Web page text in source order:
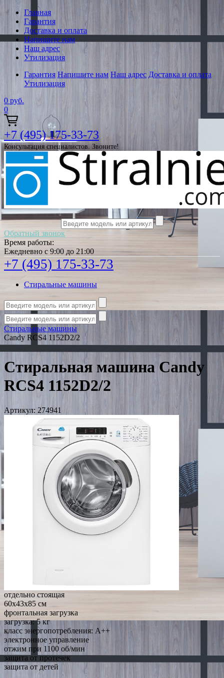
Главная
Гарантия
Доставка и оплата
Напишите нам
Наш адрес
Утилизация
Гарантия Напишите нам Наш адрес Доставка и оплата
Утилизация
0 руб.
0
+7 (495) 175-33-73
Консультация специалистов. Звоните!
Обратный звонок
Время работы:
Ежедневно с 9:00 до 21:00
+7 (495) 175-33-73
Стиральные машины
Стиральные машины
Candy RCS4 1152D2/2
Стиральная машина Candy
RCS4 1152D2/2
Артикул: 274941
отдельно стоящая
60x43x85 см
фронтальная загрузка
загрузка: 5 кг
класс энергопотребления: A++
электронное управление
отжим при 1100 об/мин
защита от протечек
защита от детей